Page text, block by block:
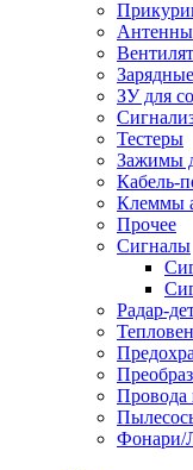
Антенны
ЗУ для
Тестеры
Зажимы
Кабель-
Клеммы
Прочее
Сигналы
Радар-
Провода
Фонари/